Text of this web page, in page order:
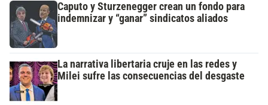
Caputo y Sturzenegger crean un fondo para
indemnizar y “ganar” sindicatos aliados
La narrativa libertaria cruje en las redes y
Milei sufre las consecuencias del desgaste